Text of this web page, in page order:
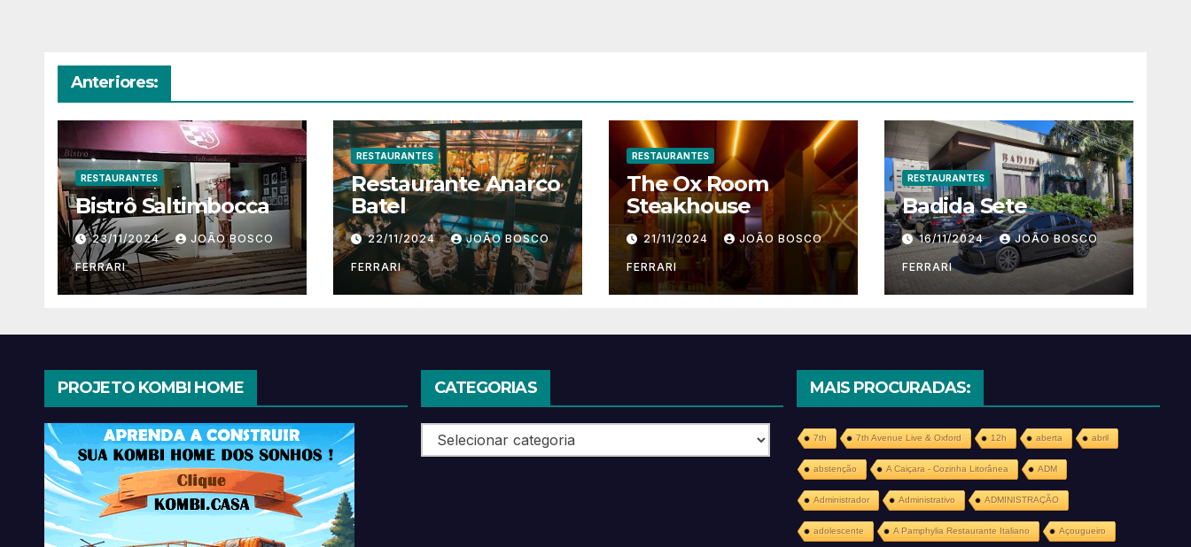
Anteriores:
RESTAURANTES
Bistrô Saltimbocca
23/11/2024 JOÃO BOSCO
FERRARI
RESTAURANTES
Restaurante Anarco
Batel
22/11/2024 JOÃO BOSCO
FERRARI
RESTAURANTES
The Ox Room
Steakhouse
21/11/2024 JOÃO BOSCO
FERRARI
RESTAURANTES
Badida Sete
16/11/2024 JOÃO BOSCO
FERRARI
PROJETO KOMBI HOME CATEGORIAS
Categorias
MAIS PROCURADAS:
7th 7th Avenue Live & Oxford 12h aberta abril
abstenção A Caiçara - Cozinha Litorânea ADM
Administrador Administrativo ADMINISTRAÇÃO
adolescente A Pamphylia Restaurante Italiano Açougueiro